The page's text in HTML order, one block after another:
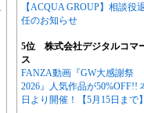
【ACQUA GROUP】相談役
任のお知らせ
5位 株式会社デジタルコマ
ス
FANZA動画『GW大感謝祭
2026』人気作品が50%OFF!!
日より開催！【5月15日まで】